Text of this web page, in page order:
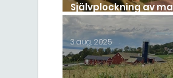
Självplockning av
2025 start lördag
3 aug. 2025